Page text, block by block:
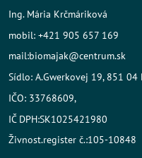
Ing. Mária Krčmáriková
mobil: +421 905 657 169
mail:biomajak@centrum.sk
Sídlo: A.Gwerkovej 19, 851 04
IČO: 33768609,
IČ DPH:SK1025421980
Živnost.register č.:105-10848